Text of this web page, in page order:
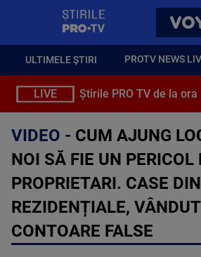
ULTIMELE ȘTIRI PROTV NEWS
LIVE Știrile PRO TV de la ora
VIDEO - CUM AJUNG
NOI SĂ FIE UN PERICOL
PROPRIETARI. CASE
REZIDENȚIALE,
CONTOARE FALSE